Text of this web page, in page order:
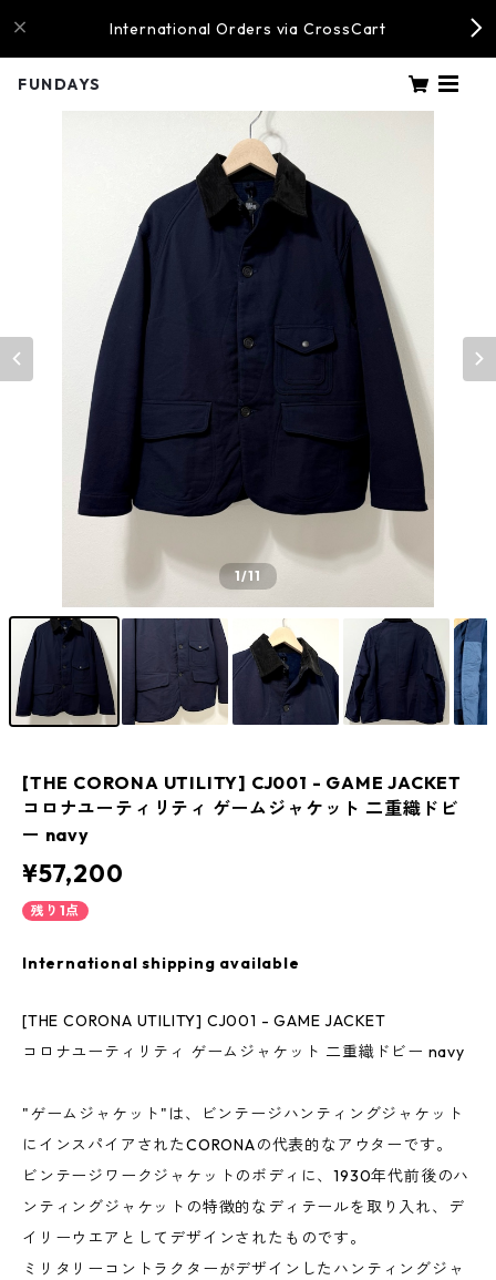
International Orders via CrossCart
FUNDAYS
1/11
[THE CORONA UTILITY] CJ001 - GAME JACKET
コロナユーティリティ ゲームジャケット 二重織ドビ
ー navy
¥57,200
残り1点
International shipping available
[THE CORONA UTILITY] CJ001 - GAME JACKET
コロナユーティリティ ゲームジャケット 二重織ドビー navy
"ゲームジャケット"は、ビンテージハンティングジャケット
にインスパイアされたCORONAの代表的なアウターです。
ビンテージワークジャケットのボディに、1930年代前後のハ
ンティングジャケットの特徴的なディテールを取り入れ、デ
イリーウエアとしてデザインされたものです。
ミリタリーコントラクターがデザインしたハンティングジャ